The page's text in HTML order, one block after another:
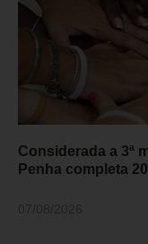
Considerada a 3ª
Penha completa